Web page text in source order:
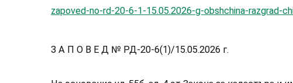
zapoved-no-rd-20-6-1-15.05.2026-g-obshchina-razgrad-
З А П О В Е Д № РД-20-6(1)/15.05.2026 г.